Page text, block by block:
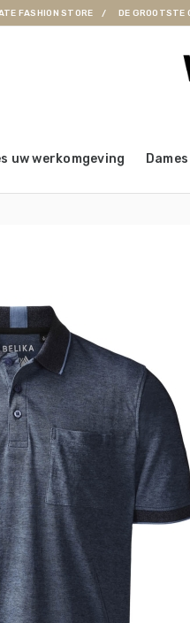
FASHION STORE DE GROOTSTE
uw werkomgeving Dames